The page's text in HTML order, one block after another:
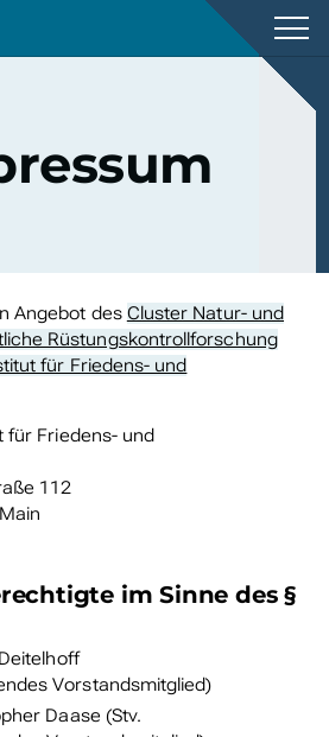
Angebot des Cluster Natur- und
Rüstungskontrollforschung
für Friedens- und
für Friedens- und
112
im Sinne des §
Vorstandsmitglied)
Daase (Stv.